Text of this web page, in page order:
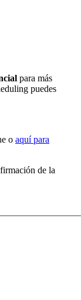
para más
puedes
o aquí para
de la